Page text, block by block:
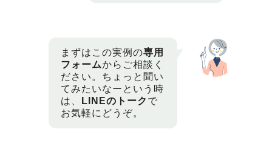
まずはこの実例の専用
フォームからご相談く
ださい。ちょっと聞い
てみたいなーという時
は、
LINEのトーク で
お気軽にどうぞ。